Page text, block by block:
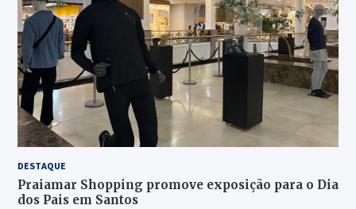
DESTAQUE
Praiamar Shopping promove exposição para o Dia
dos Pais em Santos